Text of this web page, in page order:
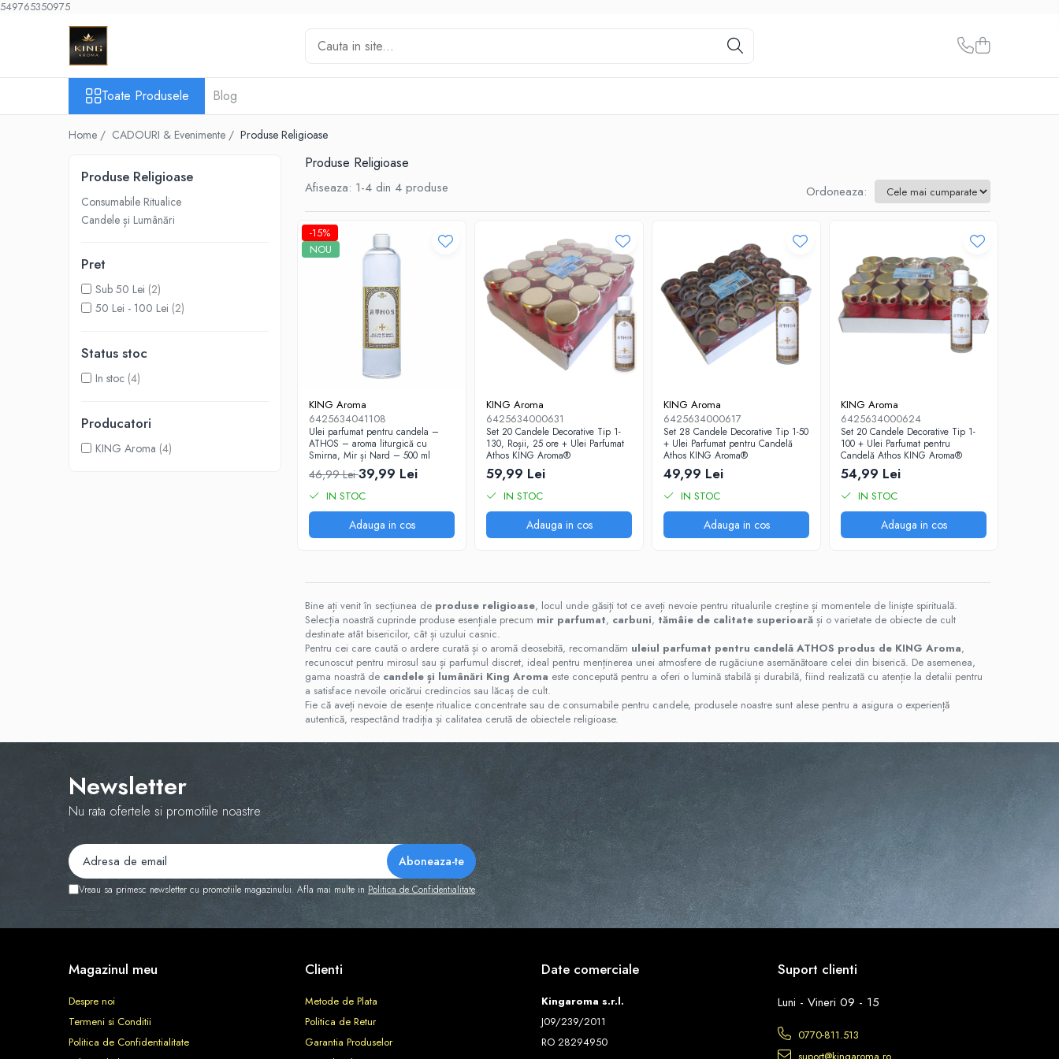
549765350975
Toate Produsele
KAROMA Parfum rufe
Pachete Karoma
KAROMA Discovery – Seturi &
Karoma 200 ml
Karoma Cutii Cadou Lux
AROMATERAPIE & Casă
Aromaterapie
Pachete Tematice 5 Uleiuri Parfumate
Pachete Uni 5 Uleiuri Parfumate
Pachete 30 Uleiuri Parfumate
Ulei Parfumat Aromaterapie10 ml
Parfumat Aromaterapie
CADOURI & Evenimente
Produse Religioase
Candele și Lumânări
Evenimente Speciale
Oglinzi decorative
Toate Produsele Blog
Home / CADOURI & Evenimente / Produse Religioase
Produse Religioase
Produse Religioase
Consumabile Ritualice
Candele și Lumânări
Pret
Sub 50 Lei (2)
50 Lei - 100 Lei (2)
Status stoc
In stoc (4)
Producatori
KING Aroma (4)
Afiseaza: 1-4 din 4 produse Ordoneaza:
-15%
NOU
KING Aroma
6425634041108
Ulei parfumat pentru candela –
ATHOS – aroma liturgică cu
Smirna, Mir și Nard – 500 ml
46,99 Lei39,99 Lei
IN STOC
Adauga in cos
KING Aroma
6425634000631
Set 20 Candele Decorative Tip 1-
130, Roșii, 25 ore + Ulei Parfumat
Athos KING Aroma®
59,99 Lei
IN STOC
Adauga in cos
KING Aroma
6425634000617
Set 28 Candele Decorative Tip 1-50
+ Ulei Parfumat pentru Candelă
Athos KING Aroma®
49,99 Lei
IN STOC
Adauga in cos
KING Aroma
6425634000624
Set 20 Candele Decorative Tip 1-
100 + Ulei Parfumat pentru
Candelă Athos KING Aroma®
54,99 Lei
IN STOC
Adauga in cos
Bine ați venit în secțiunea de produse religioase, locul unde găsiți tot ce aveți nevoie pentru ritualurile creștine și momentele de liniște spirituală.
Selecția noastră cuprinde produse esențiale precum mir parfumat, carbuni, tămâie de calitate superioară și o varietate de obiecte de cult
destinate atât bisericilor, cât și uzului casnic.
Pentru cei care caută o ardere curată și o aromă deosebită, recomandăm uleiul parfumat pentru candelă ATHOS produs de KING Aroma,
recunoscut pentru mirosul sau și parfumul discret, ideal pentru menținerea unei atmosfere de rugăciune asemănătoare celei din biserică. De asemenea,
gama noastră de candele și lumânări King Aroma este concepută pentru a oferi o lumină stabilă și durabilă, fiind realizată cu atenție la detalii pentru
a satisface nevoile oricărui credincios sau lăcaș de cult.
Fie că aveți nevoie de esențe ritualice concentrate sau de consumabile pentru candele, produsele noastre sunt alese pentru a asigura o experiență
autentică, respectând tradiția și calitatea cerută de obiectele religioase.
Newsletter
Nu rata ofertele si promotiile noastre
Vreau sa primesc newsletter cu promotiile magazinului. Afla mai multe in Politica de Confidentialitate
Magazinul meu
Despre noi
Termeni si Conditii
Politica de Confidentialitate
Clienti
Metode de Plata
Politica de Retur
Garantia Produselor
Date comerciale
Kingaroma s.r.l.
J09/239/2011
RO 28294950
Suport clienti
Luni - Vineri 09 - 15
0770-811.513